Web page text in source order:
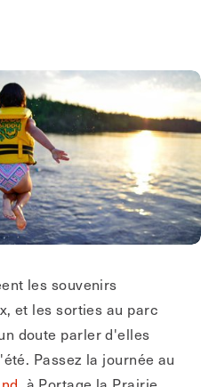
les souvenirs
et les sorties au parc
doute parler d'elles
Passez la journée au